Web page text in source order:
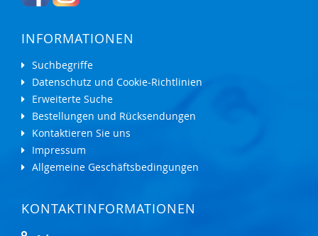
INFORMATIONEN
Suchbegriffe
Datenschutz und Cookie-Richtlinien
Erweiterte Suche
Bestellungen und Rücksendungen
Kontaktieren Sie uns
Impressum
Allgemeine Geschäftsbedingungen
KONTAKTINFORMATIONEN